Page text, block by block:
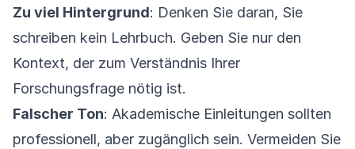
Zu viel Hintergrund: Denken Sie daran, Sie
schreiben kein Lehrbuch. Geben Sie nur den
Kontext, der zum Verständnis Ihrer
Forschungsfrage nötig ist.
Falscher Ton: Akademische Einleitungen sollten
professionell, aber zugänglich sein. Vermeiden Sie